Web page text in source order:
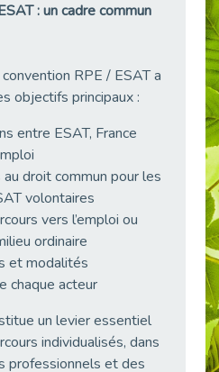
Témoignage : "Le maintien en emploi est un investissement, pas une contrainte."
Cap Emploi 92 s'engage pour la santé mentale : La formation PSSM au cœur de l'accompagnement
L’alternance pour tous : Cap Emploi 92 et Seine Ouest Entreprise et Emploi mobilisés à Boulogne-Billancourt
: un cadre commun
RPE / ESAT a
objectifs principaux :
entre ESAT, France
au droit commun pour les
volontaires
vers l’emploi ou
ordinaire
et modalités
chaque acteur
un levier essentiel
individualisés, dans
professionnels et des